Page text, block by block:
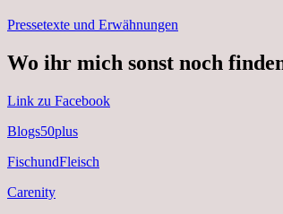
Pressetexte und Erwähnungen
Wo ihr mich sonst noch
Link zu Facebook
Blogs50plus
FischundFleisch
Carenity